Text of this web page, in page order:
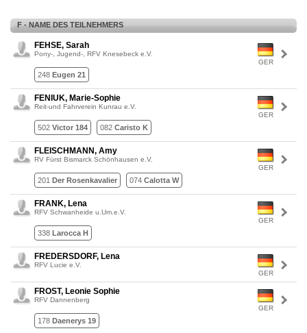
F - NAME DES TEILNEHMERS
GER
FEHSE, Sarah
Pony-, Jugend-, RFV Knesebeck e.V.
248 Eugen 21
GER
FENIUK, Marie-Sophie
Reit-und Fahrverein Kunrau e.V.
502 Victor 184 082 Caristo K
GER
FLEISCHMANN, Amy
RV Fürst Bismarck Schönhausen e.V.
201 Der Rosenkavalier 074 Calotta W
GER
FRANK, Lena
RFV Schwanheide u.Um.e.V.
338 Larocca H
GER
FREDERSDORF, Lena
RFV Lucie e.V.
GER
FROST, Leonie Sophie
RFV Dannenberg
178 Daenerys 19